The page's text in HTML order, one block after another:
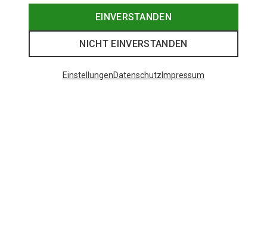
EINVERSTANDEN
NICHT EINVERSTANDEN
EinstellungenDatenschutz Impressum